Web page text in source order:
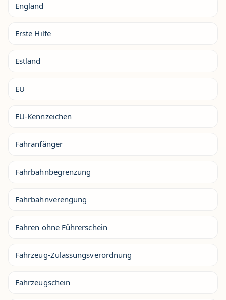
England
Erste Hilfe
Estland
EU
EU-Kennzeichen
Fahranfänger
Fahrbahnbegrenzung
Fahrbahnverengung
Fahren ohne Führerschein
Fahrzeug-Zulassungsverordnung
Fahrzeugschein